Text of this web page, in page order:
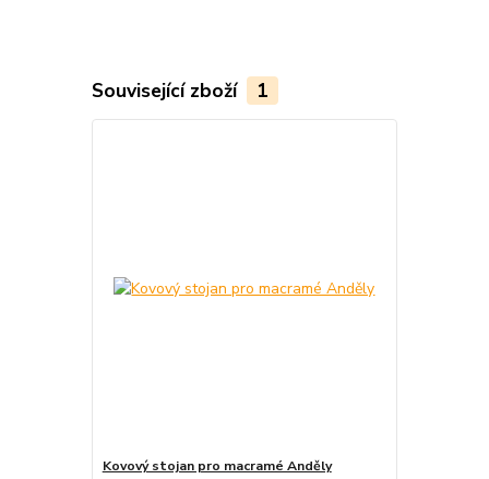
Související zboží 1
Kovový stojan pro macramé Anděly